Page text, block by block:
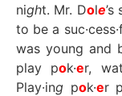
night. Mr. Dole’s
to be a
was young and
play pok·er,
Play·ing pok·er